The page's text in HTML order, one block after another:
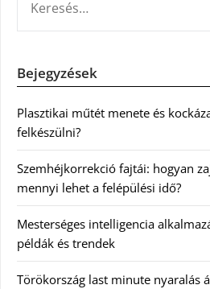
Bejegyzések
Plasztikai műtét menete és
felkészülni?
Szemhéjkorrekció fajtái: hogyan
mennyi lehet a felépülési idő?
Mesterséges intelligencia
példák és trendek
Törökország last minute nyaralás